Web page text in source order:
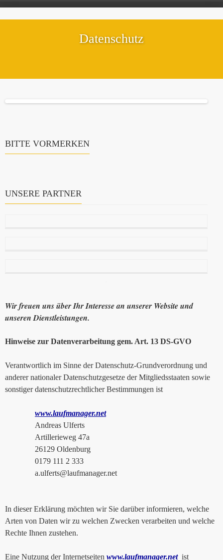
Datenschutz
BITTE VORMERKEN
UNSERE PARTNER
Wir freuen uns über Ihr Interesse an unserer Website und
unseren Dienstleistungen.
Hinweise zur Datenverarbeitung gem. Art. 13 DS-GVO
Verantwortlich im Sinne der Datenschutz-Grundverordnung und
anderer nationaler Datenschutzgesetze der Mitgliedsstaaten sowie
sonstiger datenschutzrechtlicher Bestimmungen ist
www.laufmanager.net
Andreas Ulferts
Artillerieweg 47a
26129 Oldenburg
0179 111 2 333
a.ulferts@laufmanager.net
In dieser Erklärung möchten wir Sie darüber informieren, welche
Arten von Daten wir zu welchen Zwecken verarbeiten und welche
Rechte Ihnen zustehen.
Eine Nutzung der Internetseiten www.laufmanager.netist